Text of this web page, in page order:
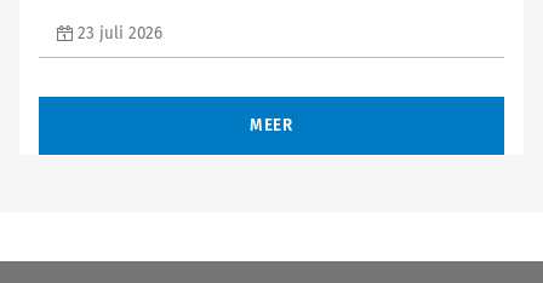
23 juli 2026
MEER